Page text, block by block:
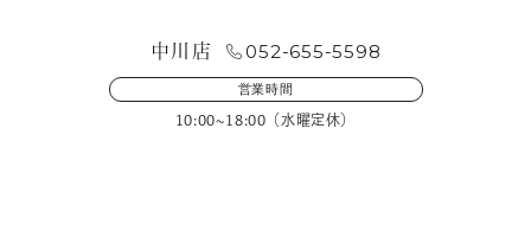
中川店 052-655-5598
営業時間
10:00~18:00（水曜定休）